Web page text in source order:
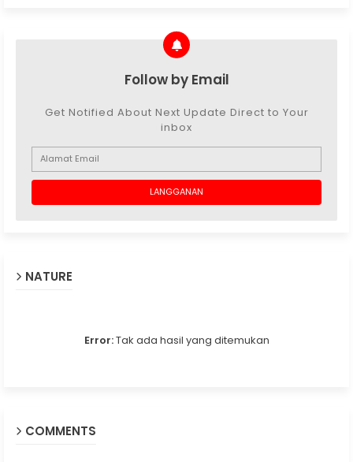
Follow by Email
Get Notified About Next Update Direct to Your
inbox
NATURE
Error:Tak ada hasil yang ditemukan
COMMENTS